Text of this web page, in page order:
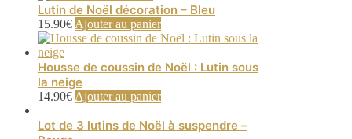
a
variations.
options
sur
la
Lutin de Noël décoration – Bleu
15.90€ Ajouter au panier
Housse de coussin de Noël : Lutin sous
la neige
14.90€ Ajouter au panier
Lot de 3 lutins de Noël à suspendre –